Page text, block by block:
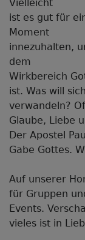
Vielleicht
ist es gut für
Moment
innezuhalten,
dem
Wirkbereich
ist. Was will
verwandeln?
Glaube, Liebe
Der Apostel
Gabe Gottes.
Auf unserer
für Gruppen
Events.
vieles ist in